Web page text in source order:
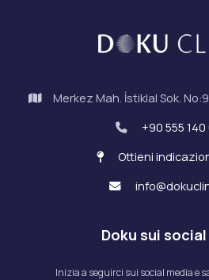
Merkez Mah. İstiklal Sok.
+90 555
Ottieni
Doku sui
Inizia a seguirci sui social media e